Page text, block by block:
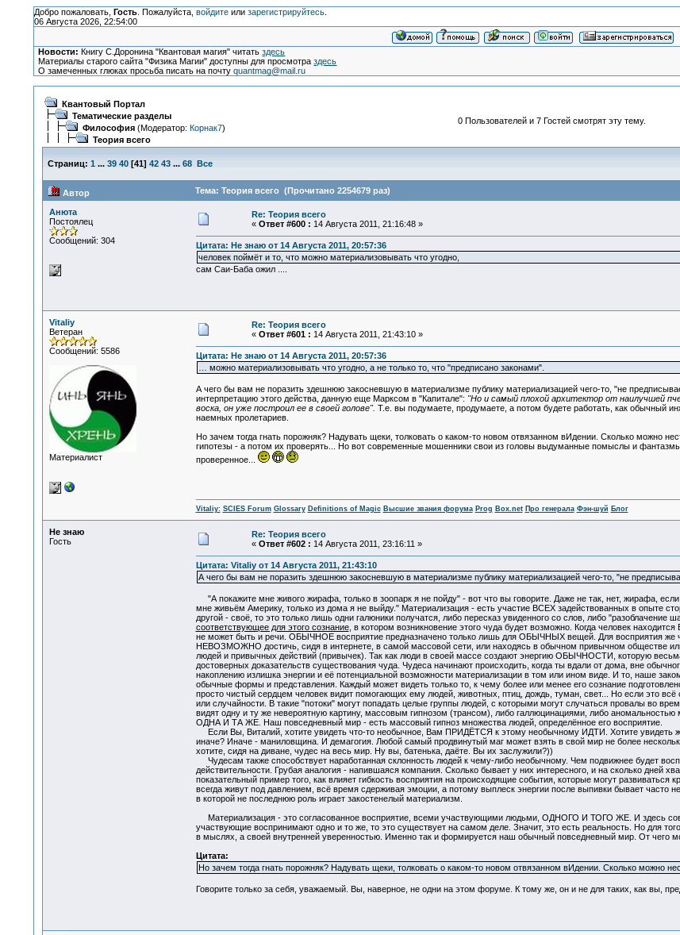
Добро пожаловать, Гость. Пожалуйста, войдитеили зарегистрируйтесь.
06 Августа 2026, 22:54:00
Новости: Книгу С.Доронина "Квантовая магия" читатьздесь
Материалы старого сайта "Физика Магии" доступны для просмотраздесь
О замеченных глюках просьба писать на почтуquantmag@mail.ru
Квантовый Портал
Тематические разделы
Философия(Модератор: Корнак7)
Теория всего
0 Пользователей и 7 Гостей смотрят эту тему.
Страниц: 1 ... 39 40[41] 42 43 ... 68 Все
Автор Тема: Теория всего (Прочитано 2254679 раз)
Анюта
Постоялец
Сообщений: 304
Re: Теория всего
« Ответ #600 : 14 Августа 2011, 21:16:48 »
Цитата: Не знаю от 14 Августа 2011, 20:57:36
человек поймёт и то, что можно материализовывать что угодно,
сам Саи-Баба ожил ....
Vitaliy
Ветеран
Сообщений: 5586
Материалист
Re: Теория всего
« Ответ #601 : 14 Августа 2011, 21:43:10 »
Цитата: Не знаю от 14 Августа 2011, 20:57:36
… можно материализовывать что угодно, а не только то, что "предписано законами".
А чего бы вам не поразить здешнюю закосневшую в материализме публику материализацией чего-то, "не
интерпретацию этого действа, данную еще Марксом в "Капитале": "Но и самый плохой архитектор от наилучшей
воска, он уже построил ее в своей голове". Т.е. вы подумаете, продумаете, а потом будете работать, как обычный
наемных пролетариев.
Но зачем тогда гнать порожняк? Надувать щеки, толковать о каком-то новом отвязанном вИдении. Сколько можно
гипотезы - а потом их проверять... Но вот современные мошенники свои из головы выдуманные помыслы и
проверенное...
Vitaliy: SCIES Forum Glossary Definitions of Magic Высшие звания форума Prog Box.net Про генерала Фэн-шуй Блог
Не знаю
Гость
Re: Теория всего
« Ответ #602 : 14 Августа 2011, 23:16:11 »
Цитата: Vitaliy от 14 Августа 2011, 21:43:10
А чего бы вам не поразить здешнюю закосневшую в материализме публику материализацией чего-то, "не
"А покажите мне живого жирафа, только в зоопарк я не пойду" - вот что вы говорите. Даже не так, нет, жирафа,
мне живьём Америку, только из дома я не выйду." Материализация - есть участие ВСЕХ задействованных в опыте
другой - своё, то это только лишь одни галюники получатся, либо пересказ увиденного со слов, либо
соответствующее для этого сознание, в котором возникновение этого чуда будет возможно. Когда человек
не может быть и речи. ОБЫЧНОЕ восприятие предназначено только лишь для ОБЫЧНЫХ вещей. Для восприятия
НЕВОЗМОЖНО достичь, сидя в интернете, в самой массовой сети, или находясь в обычном привычном обществе
людей и привычных действий (привычек). Так как люди в своей массе создают энергию ОБЫЧНОСТИ, которую
достоверных доказательств существования чуда. Чудеса начинают происходить, когда ты вдали от дома, вне
накоплению излишка энергии и её потенциальной возможности материализации в том или ином виде. И то, наше
обычные формы и представления. Каждый может видеть только то, к чему более или менее его сознание
просто чистый сердцем человек видит помогающих ему людей, животных, птиц, дождь, туман, свет... Но если это всё
или случайности. В такие "потоки" могут попадать целые группы людей, с которыми могут случаться провалы во
видят одну и ту же невероятную картину, массовым гипнозом (трансом), либо галлюцинациями, либо
ОДНА И ТА ЖЕ. Наш повседневный мир - есть массовый гипноз множества людей, определённое его восприятие.
Если Вы, Виталий, хотите увидеть что-то необычное, Вам ПРИДЁТСЯ к этому необычному ИДТИ. Хотите увидеть
иначе? Иначе - маниловщина. И демагогия. Любой самый продвинутый маг может взять в свой мир не более
хотите, сидя на диване, чудес на весь мир. Ну вы, батенька, даёте. Вы их заслужили?))
Чудесам также способствует наработанная склонность людей к чему-либо необычному. Чем подвижнее будет
действительности. Грубая аналогия - напившаяся компания. Сколько бывает у них интересного, и на сколько дней
показательный пример того, как влияет гибкость восприятия на происходящие события, которые могут
всегда живут под давлением, всё время сдерживая эмоции, а потому выплеск энергии после выпивки бывает
в которой не последнюю роль играет закостенелый материализм.
Материализация - это согласованное восприятие, всеми участвующими людьми, ОДНОГО И ТОГО ЖЕ. И здесь
участвующие воспринимают одно и то же, то это существует на самом деле. Значит, это есть реальность. Но для
в мыслях, а своей внутренней уверенностью. Именно так и формируется наш обычный повседневный мир. От чего
Цитата:
Но зачем тогда гнать порожняк? Надувать щеки, толковать о каком-то новом отвязанном вИдении. Сколько можно
Говорите только за себя, уважаемый. Вы, наверное, не одни на этом форуме. К тому же, он и не для таких, как вы,